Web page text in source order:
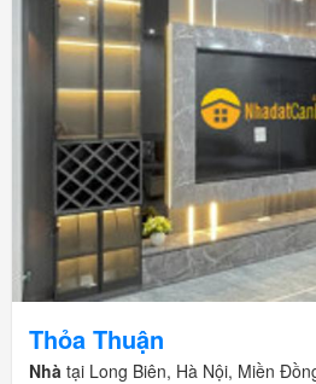
Thỏa Thuận
Nhà tại Long Biên, Hà Nội, Miền